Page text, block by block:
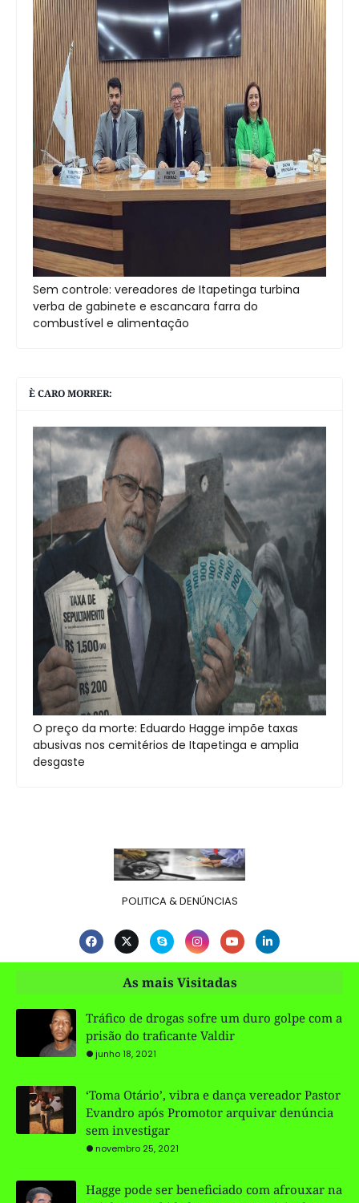
Sem controle: vereadores de Itapetinga turbina
verba de gabinete e escancara farra do
combustível e alimentação
È CARO MORRER:
O preço da morte: Eduardo Hagge impõe taxas
abusivas nos cemitérios de Itapetinga e amplia
desgaste
POLITICA & DENÚNCIAS
As mais Visitadas
Tráfico de drogas sofre um duro golpe com a
prisão do traficante Valdir
junho 18, 2021
‘Toma Otário’, vibra e dança vereador Pastor
Evandro após Promotor arquivar denúncia
sem investigar
novembro 25, 2021
Hagge pode ser beneficiado com afrouxar na